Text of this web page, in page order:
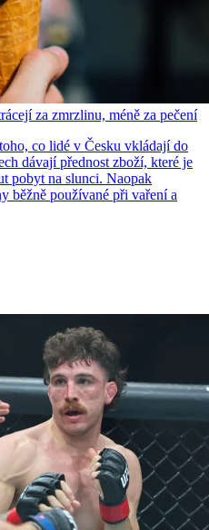
za zmrzlinu, méně za pečení
co lidé v Česku vkládají do
dávají přednost zboží, které je
pobyt na slunci. Naopak
běžně používané při vaření a